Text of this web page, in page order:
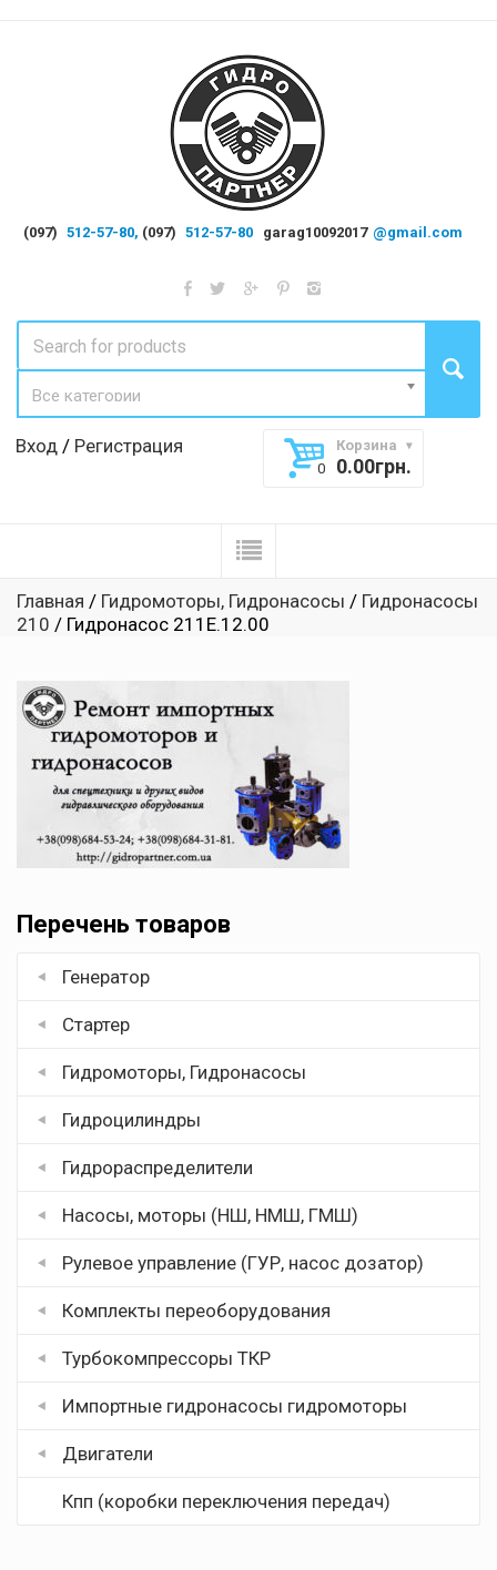
(097) 512-57-80, (097) 512-57-80 garag10092017 @gmail.com
Все категории
Вход / Регистрация Корзина
0.00грн.
Главная / Гидромоторы, Гидронасосы / Гидронасосы
210 / Гидронасос 211Е.12.00
Перечень товаров
Генератор
Стартер
Гидромоторы, Гидронасосы
Гидроцилиндры
Гидрораспределители
Насосы, моторы (НШ, НМШ, ГМШ)
Рулевое управление (ГУР, насос дозатор)
Комплекты переоборудования
Турбокомпрессоры ТКР
Импортные гидронасосы гидромоторы
Двигатели
Кпп (коробки переключения передач)